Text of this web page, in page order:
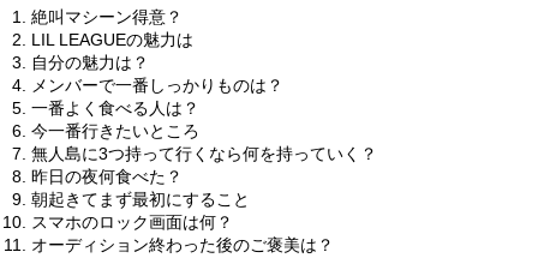
絶叫マシーン得意？
LIL LEAGUEの魅力は
自分の魅力は？
メンバーで一番しっかりものは？
一番よく食べる人は？
今一番行きたいところ
無人島に3つ持って行くなら何を持っていく？
昨日の夜何食べた？
朝起きてまず最初にすること
スマホのロック画面は何？
オーディション終わった後のご褒美は？